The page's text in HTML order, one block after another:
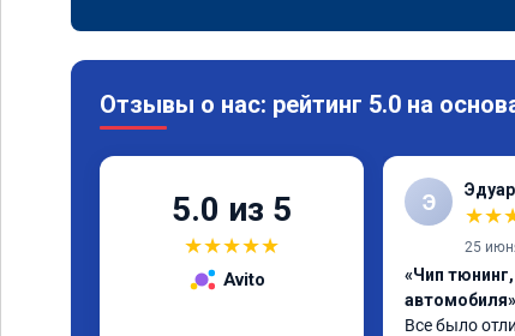
Отзывы о нас: рейтинг 5.0 на
5.0 из 5
★★★★★
Avito
Э
★★
25
«Чип
автомобиля»
Все было